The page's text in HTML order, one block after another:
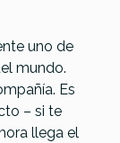
uno de
mundo.
Es
– si te
llega el
Boss DD-
8 Digital
Delay